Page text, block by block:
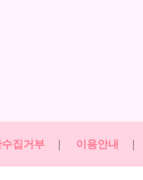
집거부 이용안내